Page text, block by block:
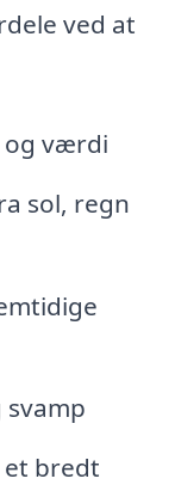
ved at
og værdi
sol, regn
bredt